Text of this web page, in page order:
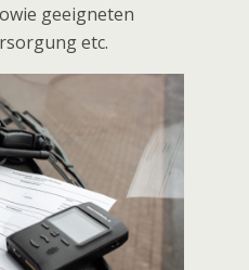
geeigneten
etc.